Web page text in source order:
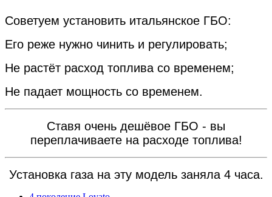
Советуем установить итальянское ГБО:
Его реже нужно чинить и регулировать;
Не растёт расход топлива со временем;
Не падает мощность со временем.
Ставя очень дешёвое ГБО - вы
переплачиваете на расходе топлива!
Установка газа на эту модель заняла 4 часа.